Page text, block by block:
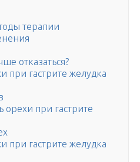
терапии
отказаться?
при гастрите желудка
орехи при гастрите
при гастрите желудка